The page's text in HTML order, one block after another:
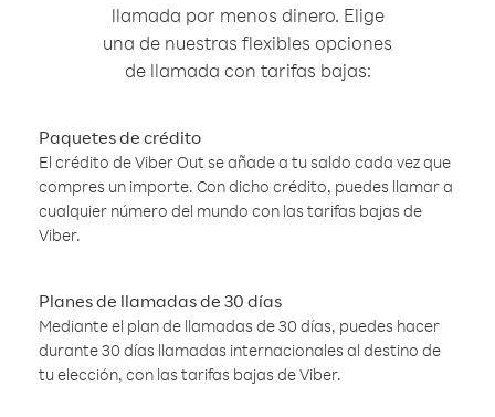
llamada por menos dinero. Elige
una de nuestras flexibles opciones
de llamada con tarifas bajas:
Paquetes de crédito
El crédito de Viber Out se añade a tu saldo cada vez que
compres un importe. Con dicho crédito, puedes llamar a
cualquier número del mundo con las tarifas bajas de
Viber.
Planes de llamadas de 30 días
Mediante el plan de llamadas de 30 días, puedes hacer
durante 30 días llamadas internacionales al destino de
tu elección, con las tarifas bajas de Viber.